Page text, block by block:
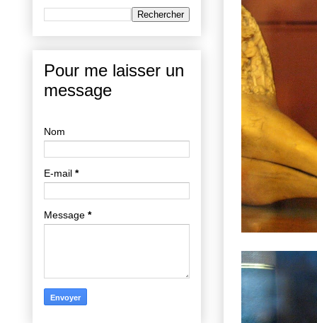
Pour me laisser un
message
Nom
E-mail *
Message *